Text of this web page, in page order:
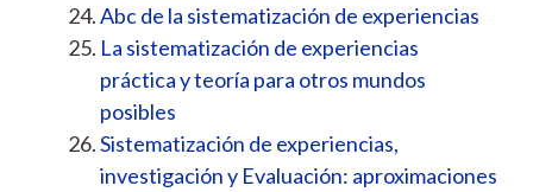
Abc de la sistematización de experiencias
La sistematización de experiencias
práctica y teoría para otros mundos
posibles
Sistematización de experiencias,
investigación y Evaluación: aproximaciones